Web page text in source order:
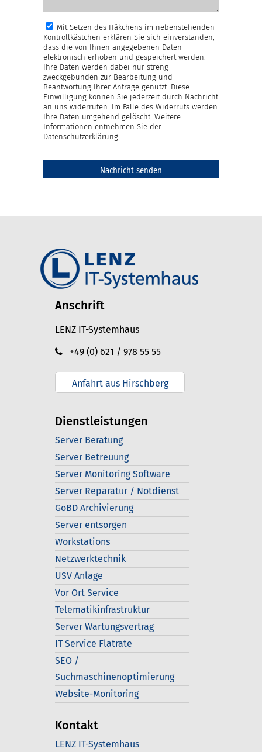
Mit Setzen des Häkchens im nebenstehenden
Kontrollkästchen erklären Sie sich einverstanden,
dass die von Ihnen angegebenen Daten
elektronisch erhoben und gespeichert werden.
Ihre Daten werden dabei nur streng
zweckgebunden zur Bearbeitung und
Beantwortung Ihrer Anfrage genutzt. Diese
Einwilligung können Sie jederzeit durch Nachricht
an uns widerrufen. Im Falle des Widerrufs werden
Ihre Daten umgehend gelöscht. Weitere
Informationen entnehmen Sie der
Datenschutzerklärung
Anschrift
LENZ IT-Systemhaus
+49 (0) 621 / 978 55 55
Anfahrt aus Hirschberg
Dienstleistungen
Server Beratung
Server Betreuung
Server Monitoring Software
Server Reparatur / Notdienst
GoBD Archivierung
Server entsorgen
Workstations
Netzwerktechnik
USV Anlage
Vor Ort Service
Telematikinfrastruktur
Server Wartungsvertrag
IT Service Flatrate
SEO /
Suchmaschinenoptimierung
Website-Monitoring
Kontakt
LENZ IT-Systemhaus